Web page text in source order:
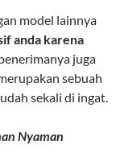
model lainnya
anda karena
juga
sebuah
sekali di ingat.
Nyaman